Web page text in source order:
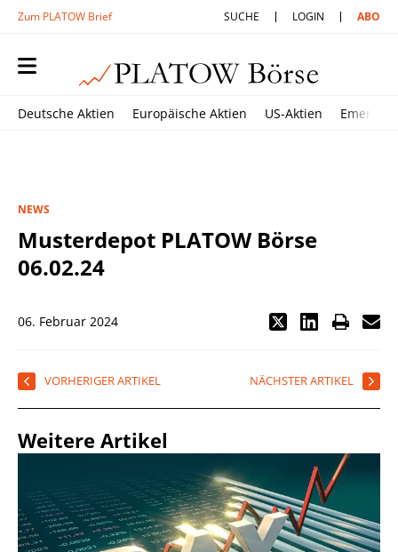
Zum PLATOW Brief SUCHE LOGIN ABO
Deutsche Aktien Europäische Aktien US-Aktien
NEWS
Musterdepot PLATOW Börse
06.02.24
06. Februar 2024
VORHERIGER ARTIKEL NÄCHSTER ARTIKEL
Weitere Artikel